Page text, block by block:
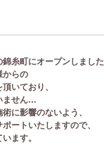
糸町にオープンしました
からの
いており、
ません…
に影響のないよう、
ートいたしますので、
ます。